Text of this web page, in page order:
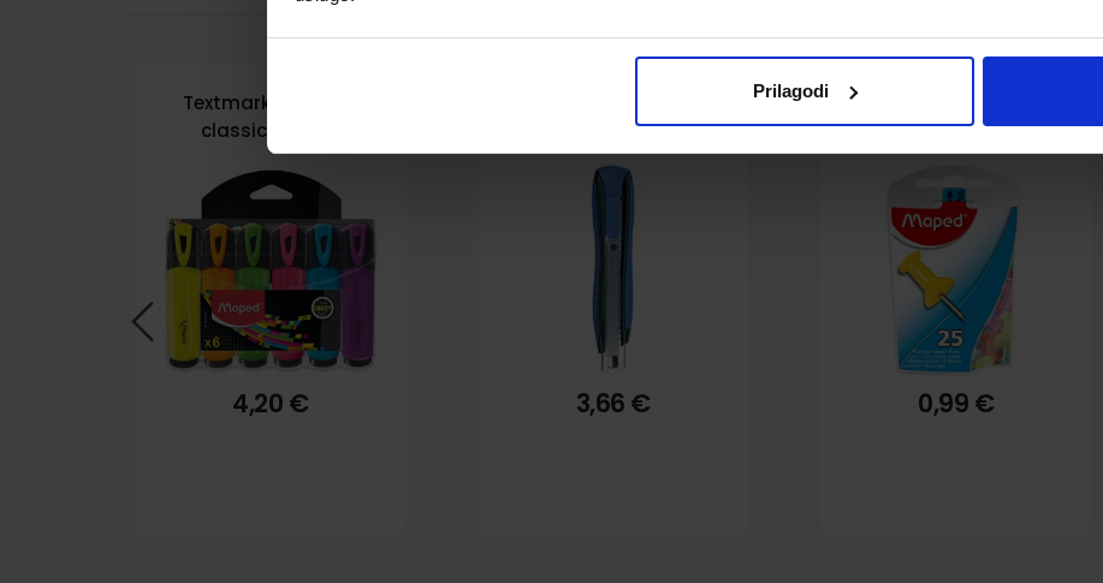
Prilagodi
Textmarker Maped
classic 6/1 etui
4,20 €
metalni, 18 mm
3,66 €
Čavlići Maped memo
push 10 mm 25/1 345011
0,99 €